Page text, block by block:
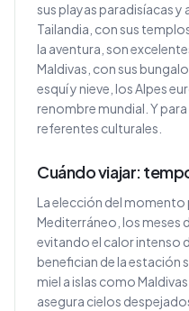
sus playas paradisíacas
Tailandia, con sus
la aventura, son
Maldivas, con sus
esquí y nieve, los Alpes
renombre mundial. Y
referentes culturales.
Cuándo viajar:
La elección del momento
Mediterráneo, los meses
evitando el calor intenso
benefician de la estación
miel a islas como
asegura cielos